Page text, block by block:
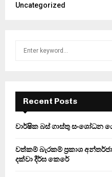
Uncategorized
f
r
Recent Posts
වාර්ෂික බස් ගාස්තු සංශෝධන
වත්කම් බැරකම් ප්‍රකාශ
දක්වා දීර්ඝ කෙරේ